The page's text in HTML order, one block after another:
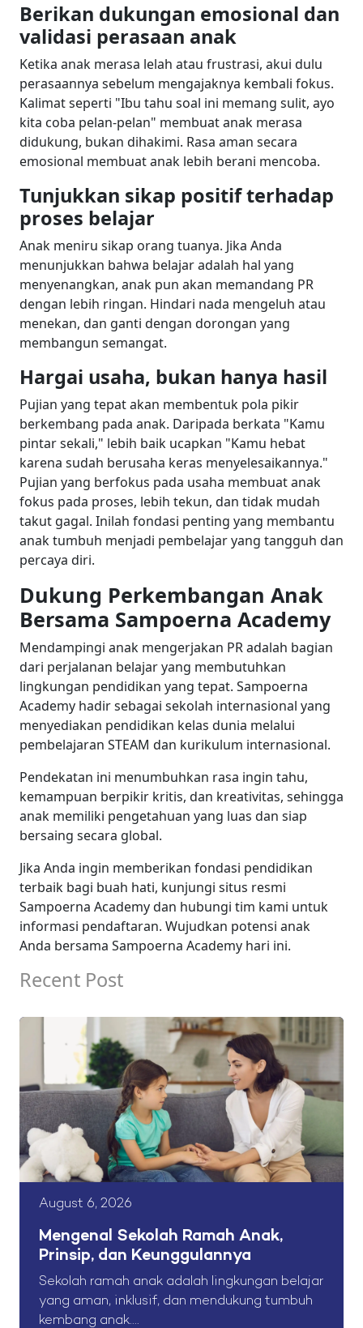
Berikan dukungan emosional dan
validasi perasaan anak
Ketika anak merasa lelah atau frustrasi, akui dulu
perasaannya sebelum mengajaknya kembali fokus.
Kalimat seperti "Ibu tahu soal ini memang sulit, ayo
kita coba pelan-pelan" membuat anak merasa
didukung, bukan dihakimi. Rasa aman secara
emosional membuat anak lebih berani mencoba.
Tunjukkan sikap positif terhadap
proses belajar
Anak meniru sikap orang tuanya. Jika Anda
menunjukkan bahwa belajar adalah hal yang
menyenangkan, anak pun akan memandang PR
dengan lebih ringan. Hindari nada mengeluh atau
menekan, dan ganti dengan dorongan yang
membangun semangat.
Hargai usaha, bukan hanya hasil
Pujian yang tepat akan membentuk pola pikir
berkembang pada anak. Daripada berkata "Kamu
pintar sekali," lebih baik ucapkan "Kamu hebat
karena sudah berusaha keras menyelesaikannya."
Pujian yang berfokus pada usaha membuat anak
fokus pada proses, lebih tekun, dan tidak mudah
takut gagal. Inilah fondasi penting yang membantu
anak tumbuh menjadi pembelajar yang tangguh dan
percaya diri.
Dukung Perkembangan Anak
Bersama Sampoerna Academy
Mendampingi anak mengerjakan PR adalah bagian
dari perjalanan belajar yang membutuhkan
lingkungan pendidikan yang tepat. Sampoerna
Academy hadir sebagai sekolah internasional yang
menyediakan pendidikan kelas dunia melalui
pembelajaran STEAM dan kurikulum internasional.
Pendekatan ini menumbuhkan rasa ingin tahu,
kemampuan berpikir kritis, dan kreativitas, sehingga
anak memiliki pengetahuan yang luas dan siap
bersaing secara global.
Jika Anda ingin memberikan fondasi pendidikan
terbaik bagi buah hati, kunjungi situs resmi
Sampoerna Academy dan hubungi tim kami untuk
informasi pendaftaran. Wujudkan potensi anak
Anda bersama Sampoerna Academy hari ini.
Recent Post
August 6, 2026
Mengenal Sekolah Ramah Anak,
Prinsip, dan Keunggulannya
Sekolah ramah anak adalah lingkungan belajar
yang aman, inklusif, dan mendukung tumbuh
kembang anak....